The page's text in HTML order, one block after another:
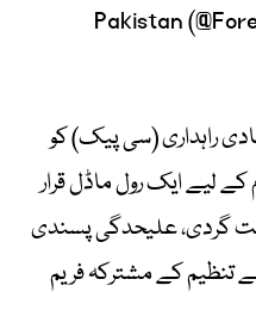
Pakistan
راہداری (سی پیک) کو
کے لیے ایک رول ماڈل قرار
گردی، علیحدگی پسندی
تنظیم کے مشترکہ فریم